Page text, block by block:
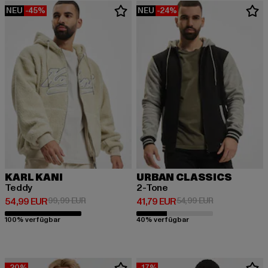
NEU -45%
KARL KANI
Teddy
54,99 EUR
Derzeitiger Preis: 54,99 EUR
99,99 EURAktionspreis: 99,99 EUR
100% verfügbar
NEU -24%
URBAN CLASSICS
2-Tone
41,79 EUR
Derzeitiger Preis: 41,79 EUR
54,99 EURAktionspreis:
40% verfügbar